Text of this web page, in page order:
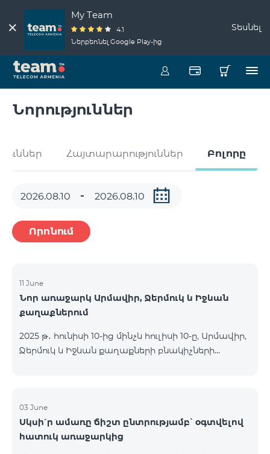
My Team
4.1
Ներբեռնել Google Play-ից
Տեսնել
Նորություններ
Հայտարարություններ Բոլորը
Որոնում
11 June
Նոր առաջարկ Արմավիր, Ջերմուկ և Իջևան
քաղաքներում
2025 թ․ հունիսի 10-ից մինչև հուլիսի 10-ը, Արմավիր,
Ջերմուկ և Իջևան քաղաքների բնակիչների
9900 Regional Ակցիայի շրջանակում
առաջարկվում է 50% զեղչ առաջին 6 ամիսների
համար, 12 ամիս բաժանորդագրության դեպքում։
03 June
Սկսի՛ր ամառը ճիշտ ընտրությամբ՝ օգտվելով
հատուկ առաջարկից